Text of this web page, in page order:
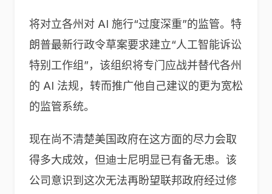
将对立各州对 AI 施行“过度深重”的监管。特
朗普最新行政令草案要求建立“人工智能诉讼
特别工作组”，该组织将专门应战并替代各州
的 AI 法规，转而推广他自己建议的更为宽松
的监管系统。
现在尚不清楚美国政府在这方面的尽力会取
得多大成效，但迪士尼明显已有备无患。该
公司意识到这次无法再盼望联邦政府经过修